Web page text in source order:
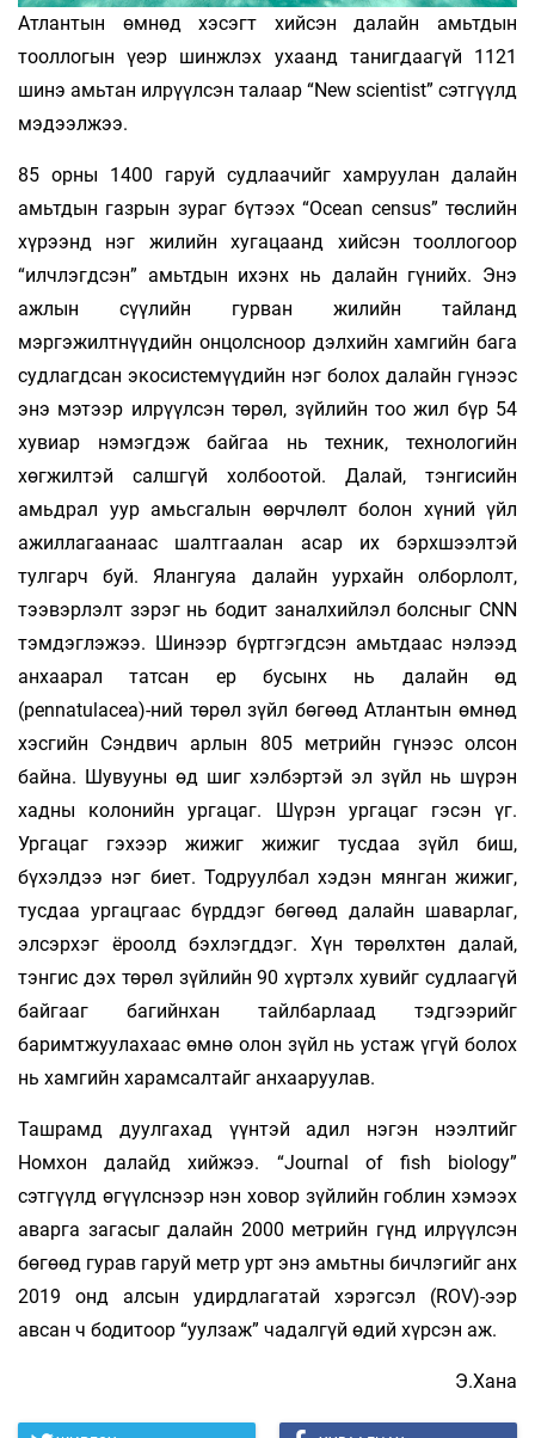
Атлантын өмнөд хэсэгт хийсэн далайн амьтдын
тооллогын үеэр шинжлэх ухаанд танигдаагүй 1121
шинэ амьтан илрүүлсэн талаар “New scientist” сэтгүүлд
мэдээлжээ.
85 орны 1400 гаруй судлаачийг хамруулан далайн
амьтдын газрын зураг бүтээх “Ocean сensus” төслийн
хүрээнд нэг жилийн хугацаанд хийсэн тооллогоор
“илчлэгдсэн” амьтдын ихэнх нь далайн гүнийх. Энэ
ажлын сүүлийн гурван жилийн тайланд
мэргэжилтнүүдийн онцолсноор дэлхийн хамгийн бага
судлагдсан экосистемүүдийн нэг болох далайн гүнээс
энэ мэтээр илрүүлсэн төрөл, зүйлийн тоо жил бүр 54
хувиар нэмэгдэж байгаа нь техник, технологийн
хөгжилтэй салшгүй холбоотой. Далай, тэнгисийн
амьдрал уур амьсгалын өөрчлөлт болон хүний үйл
ажиллагаанаас шалтгаалан асар их бэрхшээлтэй
тулгарч буй. Ялангуяа далайн уурхайн олборлолт,
тээвэрлэлт зэрэг нь бодит заналхийлэл болсныг CNN
тэмдэглэжээ. Шинээр бүртгэгдсэн амьтдаас нэлээд
анхаарал татсан ер бусынх нь далайн өд
(рennatulacea)-ний төрөл зүйл бөгөөд Атлантын өмнөд
хэсгийн Сэндвич арлын 805 метрийн гүнээс олсон
байна. Шувууны өд шиг хэлбэртэй эл зүйл нь шүрэн
хадны колонийн ургацаг. Шүрэн ургацаг гэсэн үг.
Ургацаг гэхээр жижиг жижиг тусдаа зүйл биш,
бүхэлдээ нэг биет. Тодруулбал хэдэн мянган жижиг,
тусдаа ургацгаас бүрддэг бөгөөд далайн шаварлаг,
элсэрхэг ёроолд бэхлэгддэг. Хүн төрөлхтөн далай,
тэнгис дэх төрөл зүйлийн 90 хүртэлх хувийг судлаагүй
байгааг багийнхан тайлбарлаад тэдгээрийг
баримтжуулахаас өмнө олон зүйл нь устаж үгүй болох
нь хамгийн харамсалтайг анхааруулав.
Ташрамд дуулгахад үүнтэй адил нэгэн нээлтийг
Номхон далайд хийжээ. “Journal of fish biology”
сэтгүүлд өгүүлснээр нэн ховор зүйлийн гоблин хэмээх
аварга загасыг далайн 2000 метрийн гүнд илрүүлсэн
бөгөөд гурав гаруй метр урт энэ амьтны бичлэгийг анх
2019 онд алсын удирдлагатай хэрэгсэл (ROV)-ээр
авсан ч бодитоор “уулзаж” чадалгүй өдий хүрсэн аж.
Э.Хана